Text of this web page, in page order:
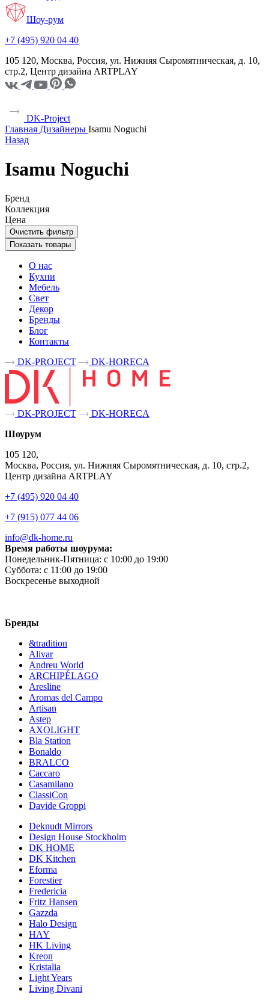
Шоу-рум
+7 (495) 920 04 40
105 120, Москва, Россия, ул. Нижняя Сыромятническая, д. 10,
стр.2, Центр дизайна ARTPLAY
DK-Project
Главная Дизайнеры Isamu Noguchi
Назад
Isamu Noguchi
Бренд
Коллекция
Цена
Очистить фильтр
Показать товары
О нас
Кухни
Мебель
Свет
Декор
Бренды
Блог
Контакты
DK-PROJECT
DK-HORECA
DK-PROJECT
DK-HORECA
Шоурум
105 120,
Москва, Россия, ул. Нижняя Сыромятническая, д. 10, стр.2,
Центр дизайна ARTPLAY
+7 (495) 920 04 40
+7 (915) 077 44 06
info@dk-home.ru
Время работы шоурума:
Понедельник-Пятница: c 10:00 до 19:00
Суббота: c 11:00 до 19:00
Воскресенье выходной
Бренды
&tradition
Alivar
Andreu World
ARCHIPÉLAGO
Aresline
Aromas del Campo
Artisan
Astep
AXOLIGHT
Bla Station
Bonaldo
BRALCO
Caccaro
Casamilano
ClassiCon
Davide Groppi
Deknudt Mirrors
Design House Stockholm
DK HOME
DK Kitchen
Eforma
Forestier
Fredericia
Fritz Hansen
Gazzda
Halo Design
HAY
HK Living
Kreon
Kristalia
Light Years
Living Divani